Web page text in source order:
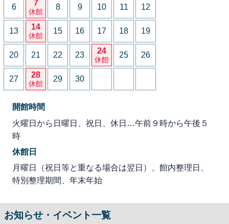
6 7
休館
8 9 10 11 12
13 14
休館
15 16 17 18 19
20 21 22 23 24
休館
25 26
27 28
休館
29 30
開館時間
火曜日から日曜日、祝日、休日…午前９時から午後５
時
休館日
月曜日（祝日等と重なる場合は翌日）、館内整理日、
特別整理期間、年末年始
お知らせ・イベント一覧